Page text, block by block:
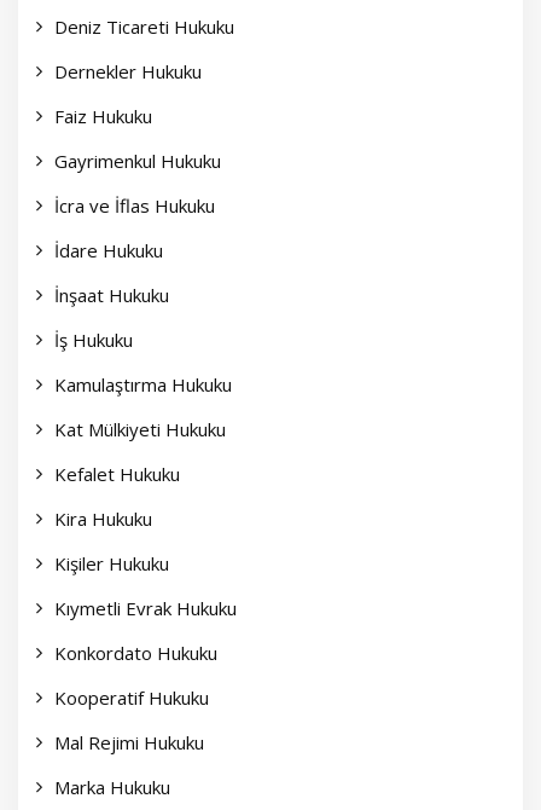
Deniz Ticareti Hukuku
Dernekler Hukuku
Faiz Hukuku
Gayrimenkul Hukuku
İcra ve İflas Hukuku
İdare Hukuku
İnşaat Hukuku
İş Hukuku
Kamulaştırma Hukuku
Kat Mülkiyeti Hukuku
Kefalet Hukuku
Kira Hukuku
Kişiler Hukuku
Kıymetli Evrak Hukuku
Konkordato Hukuku
Kooperatif Hukuku
Mal Rejimi Hukuku
Marka Hukuku